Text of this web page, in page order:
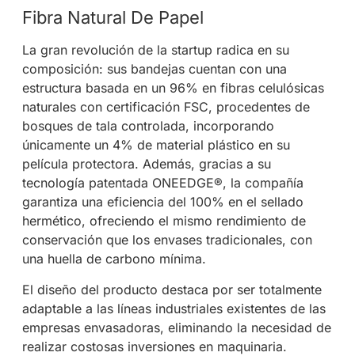
Fibra Natural De Papel
La gran revolución de la startup radica en su
composición: sus bandejas cuentan con una
estructura basada en un 96% en fibras celulósicas
naturales con certificación FSC, procedentes de
bosques de tala controlada, incorporando
únicamente un 4% de material plástico en su
película protectora. Además, gracias a su
tecnología patentada ONEEDGE®, la compañía
garantiza una eficiencia del 100% en el sellado
hermético, ofreciendo el mismo rendimiento de
conservación que los envases tradicionales, con
una huella de carbono mínima.
El diseño del producto destaca por ser totalmente
adaptable a las líneas industriales existentes de las
empresas envasadoras, eliminando la necesidad de
realizar costosas inversiones en maquinaria.